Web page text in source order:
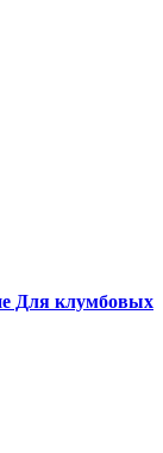
Для клумбовых